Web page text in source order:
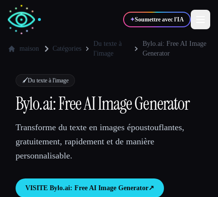
✦Soumettre avec l'IA
💻Développeurs 📈 Marketeurs
🎓Étudiants 🎬Créateurs
Blog
maison Catégories
Du texte à
l'image
Bylo.ai: Free AI Image
Generator
🖌️Du texte à l'image
Bylo.ai: Free AI Image Generator
Transforme du texte en images époustouflantes,
gratuitement, rapidement et de manière
personnalisable.
VISITE Bylo.ai: Free AI Image Generator↗︎